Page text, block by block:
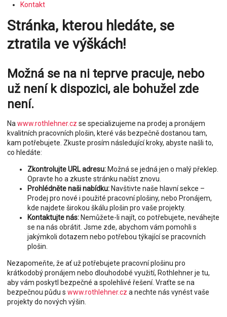
Kontakt
Stránka, kterou hledáte, se
ztratila ve výškách!
Možná se na ni teprve pracuje, nebo
už není k dispozici, ale bohužel zde
není.
Na www.rothlehner.cz se specializujeme na prodej a pronájem
kvalitních pracovních plošin, které vás bezpečně dostanou tam,
kam potřebujete. Zkuste prosím následující kroky, abyste našli to,
co hledáte:
Zkontrolujte URL adresu:Možná se jedná jen o malý překlep.
Opravte ho a zkuste stránku načíst znovu.
Prohlédněte naši nabídku:Navštivte naše hlavní sekce –
Prodej pro nové i použité pracovní plošiny, nebo Pronájem,
kde najdete širokou škálu plošin pro vaše projekty.
Kontaktujte nás:Nemůžete-li najít, co potřebujete, neváhejte
se na nás obrátit. Jsme zde, abychom vám pomohli s
jakýmkoli dotazem nebo potřebou týkající se pracovních
plošin.
Nezapomeňte, že ať už potřebujete pracovní plošinu pro
krátkodobý pronájem nebo dlouhodobé využití, Rothlehner je tu,
aby vám poskytl bezpečné a spolehlivé řešení. Vraťte se na
bezpečnou půdu s www.rothlehner.cz a nechte nás vynést vaše
projekty do nových výšin.